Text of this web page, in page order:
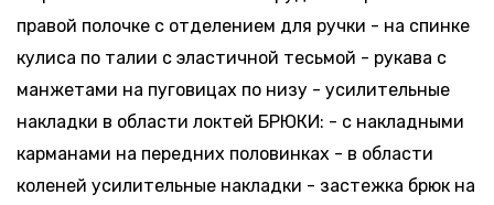
правой полочке с отделением для ручки - на спинке
кулиса по талии с эластичной тесьмой - рукава с
манжетами на пуговицах по низу - усилительные
накладки в области локтей БРЮКИ: - с накладными
карманами на передних половинках - в области
коленей усилительные накладки - застежка брюк на